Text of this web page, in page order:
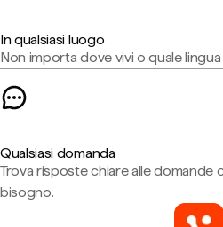
In qualsiasi luogo
Non importa dove vivi o quale
Qualsiasi domanda
Trova risposte chiare alle domande
bisogno.